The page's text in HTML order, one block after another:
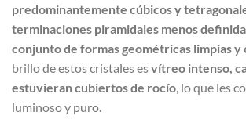
predominantemente cúbicos y
terminaciones piramidales menos
conjunto de formas geométricas limpias y
brillo de estos cristales esvítreo intenso,
estuvieran cubiertos de rocío , lo que les
luminoso y puro.